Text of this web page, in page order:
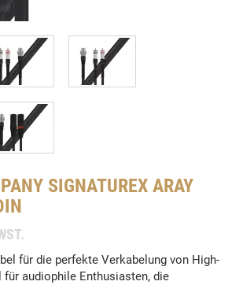
SIGNATUREX ARAY
für die perfekte Verkabelung von High-
für audiophile Enthusiasten, die